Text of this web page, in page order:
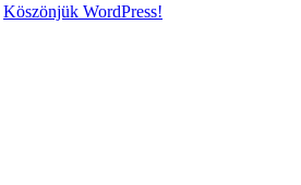
Köszönjük WordPress!